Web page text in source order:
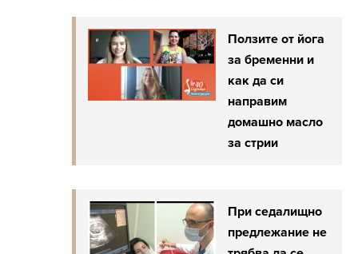
Ползите от йога
за бременни и
как да си
направим
домашно масло
за стрии
При седалищно
предлежание не